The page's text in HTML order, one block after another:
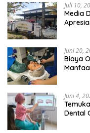
Juli 10,
Media
Juni 20,
Biaya
Juni 4,
Dental